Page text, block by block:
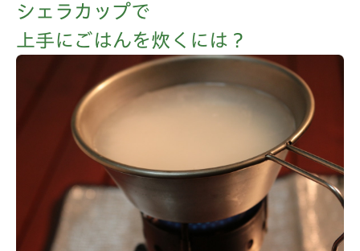
シェラカップで
上手にごはんを炊くには？